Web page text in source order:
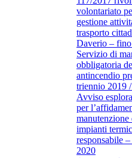
volontariato
gestione
trasporto
Daverio –
Servizio di
obbligatoria
antincendio
triennio 2019
Avviso
per
impianti
responsabile
2020